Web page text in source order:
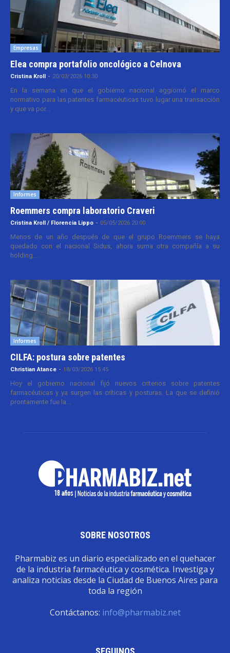
Empresas
Elea compra portafolio oncológico a Celnova
Cristina Kroll - 20/03/2026 10:30
En la semana en que el gobierno nacional aggiornó el marco
normativo para las patentes farmacéuticas tuvo lugar una transacción
y que va por...
Informes
Roemmers compra laboratorio Craveri
Cristina Kroll / Florencia Lippo - 05/05/2026 20:00
Menos de un año después de que el grupo Roemmers se haya
quedado con el nacional Sidus, ahora suma otra compañía a su
holding....
Informes
CILFA: postura sobre patentes
Christian Atance - 18/03/2026 15:45
Hoy el gobierno nacional fijó nuevos criterios sobre patentes
farmacéuticas y ya surgen las críticas y posturas. La que se definió
prontamente fue la...
SOBRE NOSOTROS
Pharmabiz es un diario especializado en el quehacer
de la industria farmacéutica y cosmética. Investiga y
analiza noticias desde la Ciudad de Buenos Aires para
toda la región
Contáctanos: info@pharmabiz.net